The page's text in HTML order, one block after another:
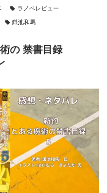
ラノベレビュー
鎌池和馬
の 禁書目録